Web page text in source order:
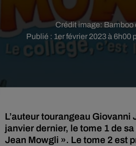
Publié : 1er février 2023 à 6h00
Crédit image: Bamboo
L’auteur tourangeau Giovanni
janvier dernier, le tome 1 de
Jean Mowgli ». Le tome 2 est